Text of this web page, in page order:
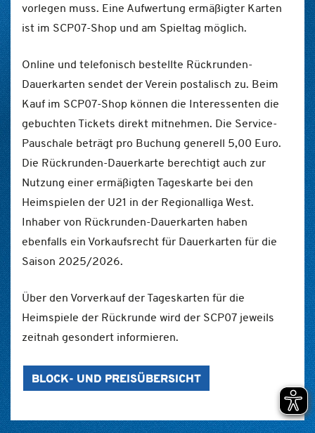
vorlegen muss. Eine Aufwertung ermäßigter Karten
ist im SCP07-Shop und am Spieltag möglich.
Online und telefonisch bestellte Rückrunden-
Dauerkarten sendet der Verein postalisch zu. Beim
Kauf im SCP07-Shop können die Interessenten die
gebuchten Tickets direkt mitnehmen. Die Service-
Pauschale beträgt pro Buchung generell 5,00 Euro.
Die Rückrunden-Dauerkarte berechtigt auch zur
Nutzung einer ermäßigten Tageskarte bei den
Heimspielen der U21 in der Regionalliga West.
Inhaber von Rückrunden-Dauerkarten haben
ebenfalls ein Vorkaufsrecht für Dauerkarten für die
Saison 2025/2026.
Über den Vorverkauf der Tageskarten für die
Heimspiele der Rückrunde wird der SCP07 jeweils
zeitnah gesondert informieren.
BLOCK- UND PREISÜBERSICHT